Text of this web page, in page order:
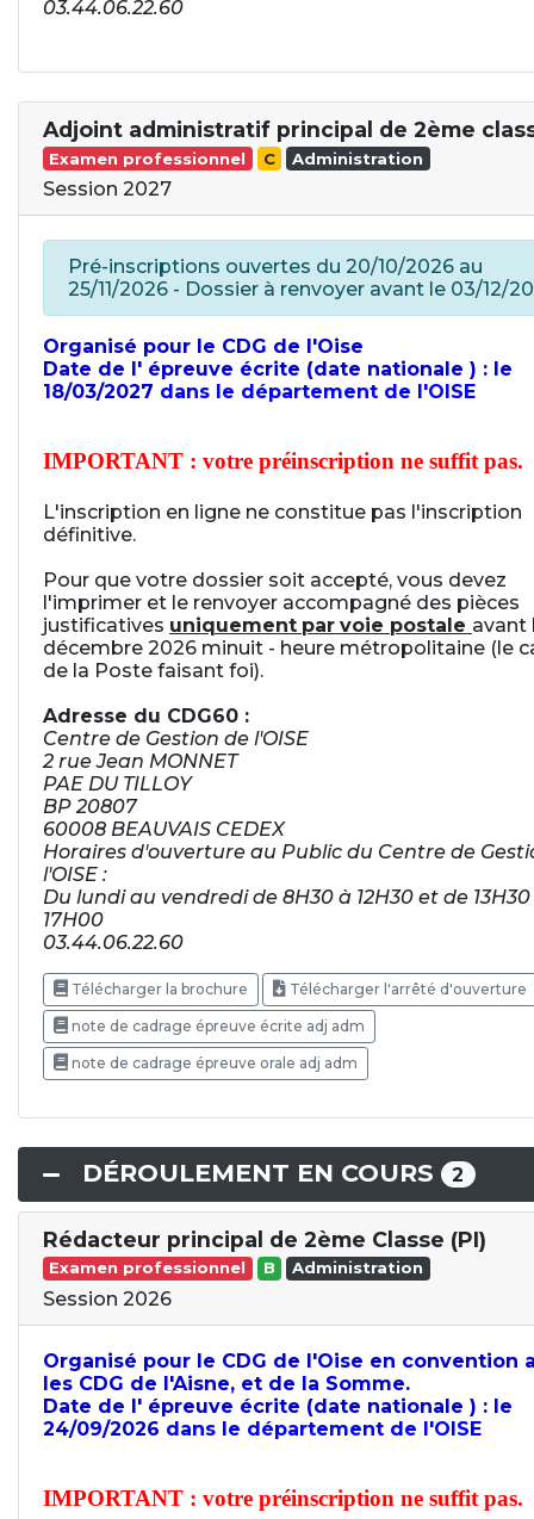
03.44.06.22.60
Adjoint administratif principal de 2ème
Examen professionnel C Administration
Session 2027
Pré-inscriptions ouvertes du 20/10/2026 au
25/11/2026 - Dossier à renvoyer avant le 03/12/
Organisé pour le CDG de l'Oise
Date de l' épreuve écrite (date nationale ) : le
18/03/2027 dans le département de l'OISE
IMPORTANT : votre préinscription ne suffit pas.
L'inscription en ligne ne constitue pas l'inscription
définitive.
Pour que votre dossier soit accepté, vous devez
l'imprimer et le renvoyer accompagné des pièces
justificatives uniquement par voie postale avant
décembre 2026 minuit - heure métropolitaine (le
de la Poste faisant foi).
Adresse du CDG60 :
Centre de Gestion de l'OISE
2 rue Jean MONNET
PAE DU TILLOY
BP 20807
60008 BEAUVAIS CEDEX
Horaires d'ouverture au Public du Centre de
l'OISE :
Du lundi au vendredi de 8H30 à 12H30 et de
17H00
03.44.06.22.60
Télécharger la brochure Télécharger l'arrêté d'ouverture
note de cadrage épreuve écrite adj adm
note de cadrage épreuve orale adj adm
DÉROULEMENT EN COURS 2
Rédacteur principal de 2ème Classe (PI)
Examen professionnel B Administration
Session 2026
Organisé pour le CDG de l'Oise en convention
les CDG de l'Aisne, et de la Somme.
Date de l' épreuve écrite (date nationale ) : le
24/09/2026 dans le département de l'OISE
IMPORTANT : votre préinscription ne suffit pas.